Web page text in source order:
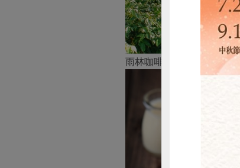
雨林咖啡濃密的樹蔭栽培